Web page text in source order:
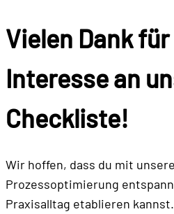
Vielen Dank
Interesse an
Checkliste!
Wir hoffen, dass du mit
Prozessoptimierung
Praxisalltag etablieren kannst.